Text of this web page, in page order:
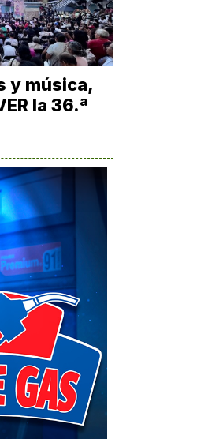
y música,
la 36.ª